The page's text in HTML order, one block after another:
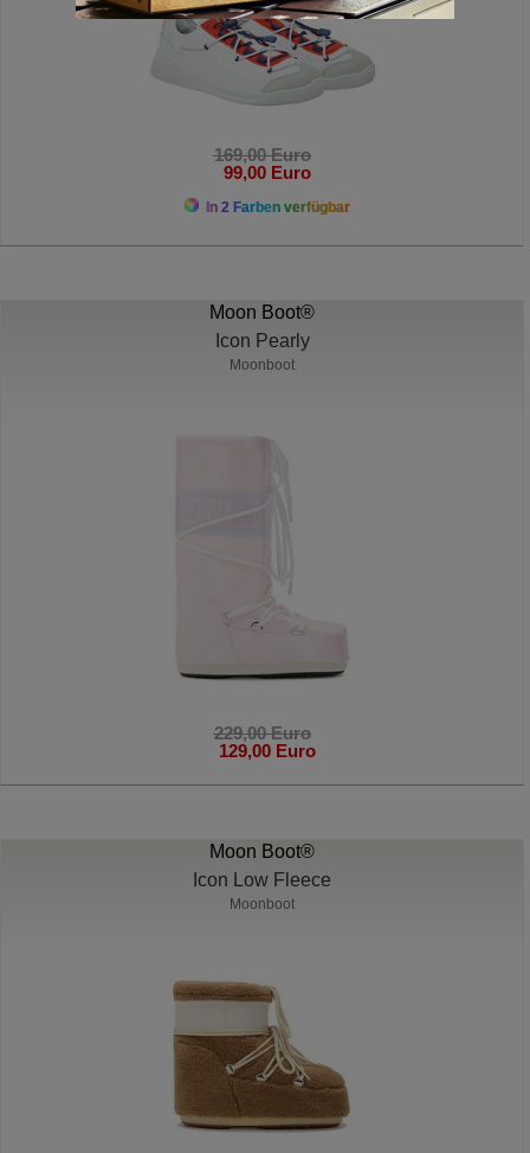
169,00 Euro
99,00 Euro
In 2 Farben verfügbar
Moon Boot®
Icon Pearly
Moonboot
229,00 Euro
129,00 Euro
Moon Boot®
Icon Low Fleece
Moonboot